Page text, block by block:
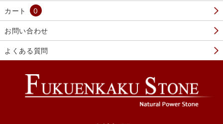
カート 0
お問い合わせ
よくある質問